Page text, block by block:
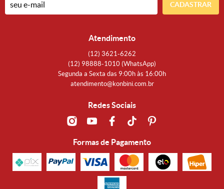
CADASTRAR
Atendimento
(12) 3621-6262
(12) 98888-1010 (WhatsApp)
Segunda a Sexta das 9:00h às 16:00h
atendimento@konbini.com.br
Redes Sociais
Formas de Pagamento